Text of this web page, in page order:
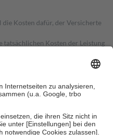
Kosten dafür, der Versicherte
tatsächlichen Kosten der Leistung